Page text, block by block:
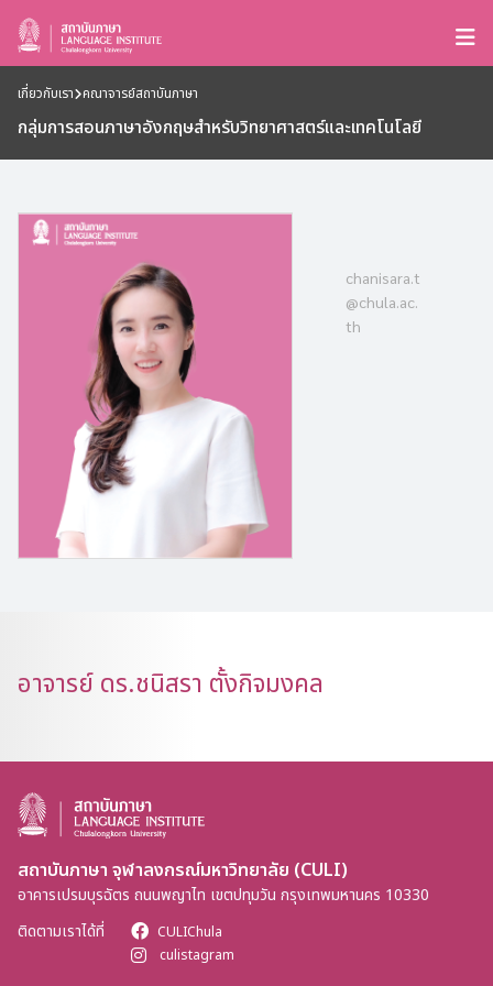
เกี่ยวกับเรา คณาจารย์สถาบันภาษา
กลุ่มการสอนภาษาอังกฤษสำหรับวิทยาศาสตร์และเทคโนโลยี
chanisara.t
@chula.ac.
th
อาจารย์ ดร.ชนิสรา ตั้งกิจมงคล
สถาบันภาษา จุฬาลงกรณ์มหาวิทยาลัย (CULI)
อาคารเปรมบุรฉัตร ถนนพญาไท เขตปทุมวัน กรุงเทพมหานคร 10330
ติดตามเราได้ที่
CULIChula
culistagram